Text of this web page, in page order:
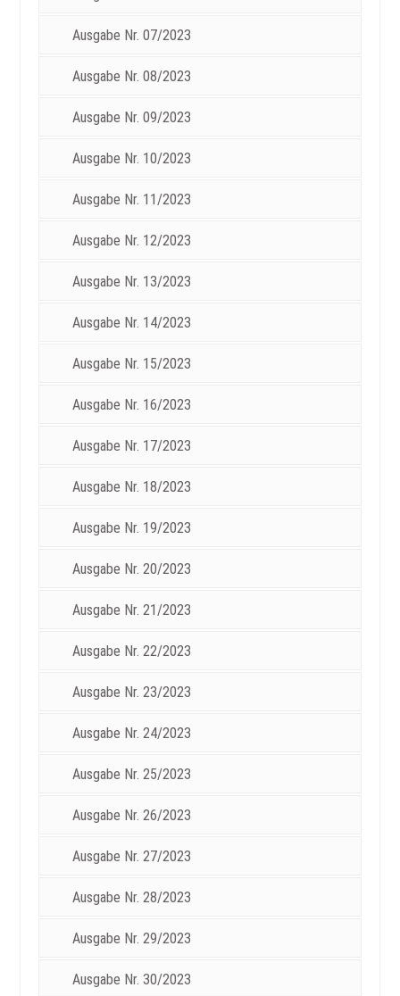
Ausgabe Nr. 07/2023
Ausgabe Nr. 08/2023
Ausgabe Nr. 09/2023
Ausgabe Nr. 10/2023
Ausgabe Nr. 11/2023
Ausgabe Nr. 12/2023
Ausgabe Nr. 13/2023
Ausgabe Nr. 14/2023
Ausgabe Nr. 15/2023
Ausgabe Nr. 16/2023
Ausgabe Nr. 17/2023
Ausgabe Nr. 18/2023
Ausgabe Nr. 19/2023
Ausgabe Nr. 20/2023
Ausgabe Nr. 21/2023
Ausgabe Nr. 22/2023
Ausgabe Nr. 23/2023
Ausgabe Nr. 24/2023
Ausgabe Nr. 25/2023
Ausgabe Nr. 26/2023
Ausgabe Nr. 27/2023
Ausgabe Nr. 28/2023
Ausgabe Nr. 29/2023
Ausgabe Nr. 30/2023